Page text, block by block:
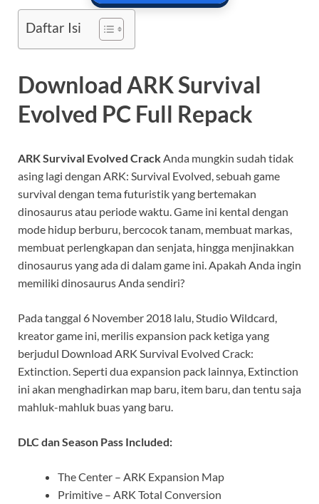
Daftar Isi
Download ARK Survival
Evolved PC Full Repack
ARK Survival Evolved Crack Anda mungkin sudah tidak
asing lagi dengan ARK: Survival Evolved, sebuah game
survival dengan tema futuristik yang bertemakan
dinosaurus atau periode waktu. Game ini kental dengan
mode hidup berburu, bercocok tanam, membuat markas,
membuat perlengkapan dan senjata, hingga menjinakkan
dinosaurus yang ada di dalam game ini. Apakah Anda ingin
memiliki dinosaurus Anda sendiri?
Pada tanggal 6 November 2018 lalu, Studio Wildcard,
kreator game ini, merilis expansion pack ketiga yang
berjudul Download ARK Survival Evolved Crack:
Extinction. Seperti dua expansion pack lainnya, Extinction
ini akan menghadirkan map baru, item baru, dan tentu saja
mahluk-mahluk buas yang baru.
DLC dan Season Pass Included:
The Center – ARK Expansion Map
Primitive – ARK Total Conversion